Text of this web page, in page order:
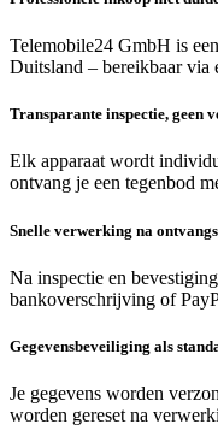
Telemobile24 GmbH is
Duitsland – bereikbaar via
Transparante inspectie, geen
Elk apparaat wordt
ontvang je een tegenbod
Snelle verwerking na
Na inspectie en
bankoverschrijving of
Gegevensbeveiliging als
Je gegevens worden
worden gereset na